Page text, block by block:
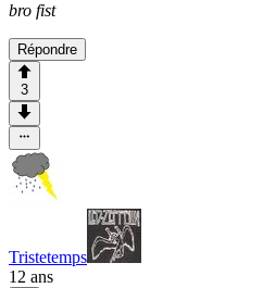
bro fist
Répondre
3
Tristetemps
12 ans